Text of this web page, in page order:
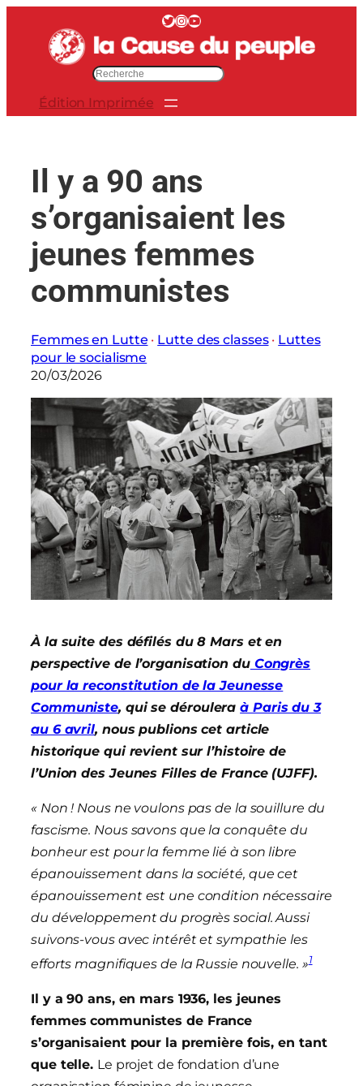
contenu
Twitter InstagramYouTube
e
Édition Imprimée
Il y a 90 ans
s’organisaient les
jeunes femmes
communistes
Femmes en Lutte · Lutte des classes · Luttes
pour le socialisme
20/03/2026
À la suite des défilés du 8 Mars et en
perspective de l’organisation duCongrès
pour la reconstitution de la Jeunesse
Communiste, qui se dérouleraà Paris du 3
au 6 avril, nous publions cet article
historique qui revient sur l’histoire de
l’Union des Jeunes Filles de France (UJFF).
« Non ! Nous ne voulons pas de la souillure du
fascisme. Nous savons que la conquête du
bonheur est pour la femme lié à son libre
épanouissement dans la société, que cet
épanouissement est une condition nécessaire
du développement du progrès social. Aussi
suivons-vous avec intérêt et sympathie les
efforts magnifiques de la Russie nouvelle. »1
Il y a 90 ans, en mars 1936, les jeunes
femmes communistes de France
s’organisaient pour la première fois, en tant
que telle. Le projet de fondation d’une